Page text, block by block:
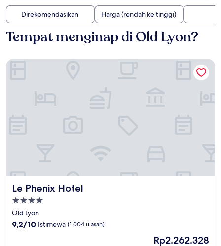
Direkomendasikan Harga (rendah ke tinggi)
Tempat menginap di Old Lyon?
Le Phenix Hotel
Le Phenix Hotel
Properti
bintang
4.0
Old Lyon
9.2
9,2/10 Istimewa (1.004 ulasan)
Harga
Rp2.262.328
Le Phenix Hotel